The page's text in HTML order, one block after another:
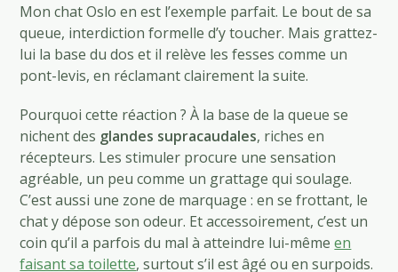
Mon chat Oslo en est l’exemple parfait. Le bout de sa
queue, interdiction formelle d’y toucher. Mais grattez-
lui la base du dos et il relève les fesses comme un
pont-levis, en réclamant clairement la suite.
Pourquoi cette réaction ? À la base de la queue se
nichent des glandes supracaudales, riches en
récepteurs. Les stimuler procure une sensation
agréable, un peu comme un grattage qui soulage.
C’est aussi une zone de marquage : en se frottant, le
chat y dépose son odeur. Et accessoirement, c’est un
coin qu’il a parfois du mal à atteindre lui-mêmeen
faisant sa toilette, surtout s’il est âgé ou en surpoids.